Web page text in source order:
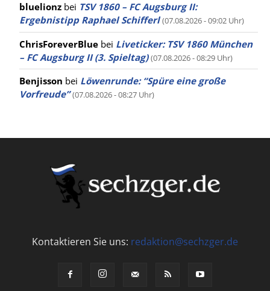
bluelionz bei TSV 1860 – FC Augsburg II:
Ergebnistipp Raphael Schifferl (07.08.2026 - 09:02 Uhr)
ChrisForeverBlue bei Liveticker: TSV 1860 München
– FC Augsburg II (3. Spieltag) (07.08.2026 - 08:29 Uhr)
Benjisson bei Löwenrunde: “Spüre eine große
Vorfreude” (07.08.2026 - 08:27 Uhr)
Kontaktieren Sie uns: redaktion@sechzger.de